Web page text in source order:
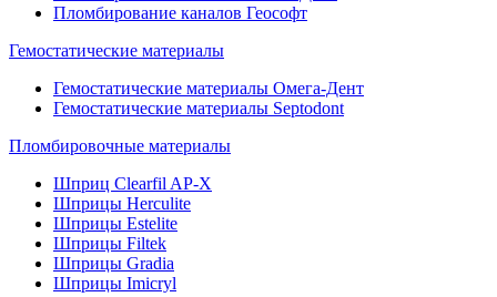
Пломбирование каналов Геософт
Гемостатические материалы
Гемостатические материалы Омега-Дент
Гемостатические материалы Septodont
Пломбировочные материалы
Шприц Clearfil AP-X
Шприцы Herculite
Шприцы Estelite
Шприцы Filtek
Шприцы Gradia
Шприцы Imicryl